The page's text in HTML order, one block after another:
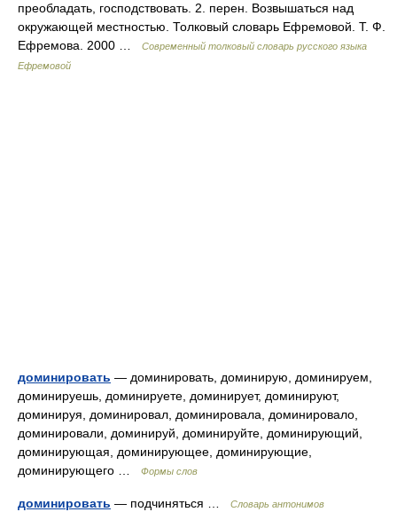
преобладать, господствовать. 2. перен. Возвышаться над
окружающей местностью. Толковый словарь Ефремовой. Т. Ф.
Ефремова. 2000 …
Современный толковый словарь русского языка
Ефремовой
доминировать — доминировать, доминирую, доминируем,
доминируешь, доминируете, доминирует, доминируют,
доминируя, доминировал, доминировала, доминировало,
доминировали, доминируй, доминируйте, доминирующий,
доминирующая, доминирующее, доминирующие,
доминирующего …
Формы слов
доминировать — подчиняться … Словарь антонимов